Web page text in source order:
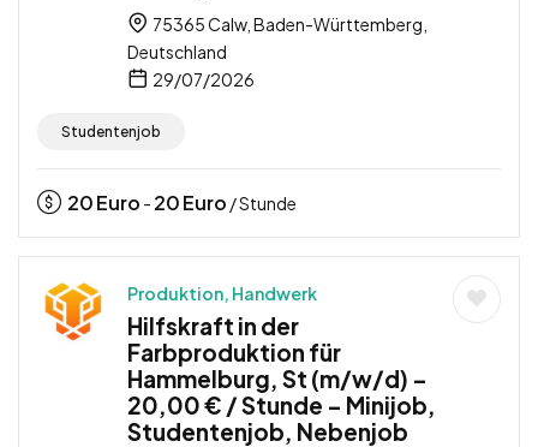
75365 Calw, Baden-Württemberg,
Deutschland
29/07/2026
Studentenjob
20Euro - 20Euro / Stunde
Produktion, Handwerk
Hilfskraft in der
Farbproduktion für
Hammelburg, St (m/w/d) –
20,00 € / Stunde – Minijob,
Studentenjob, Nebenjob